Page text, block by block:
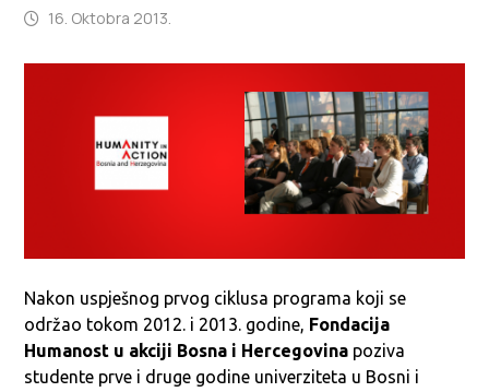
16. Oktobra 2013.
Nakon uspješnog prvog ciklusa programa koji se
održao tokom 2012. i 2013. godine, Fondacija
Humanost u akciji Bosna i Hercegovina poziva
studente prve i druge godine univerziteta u Bosni i